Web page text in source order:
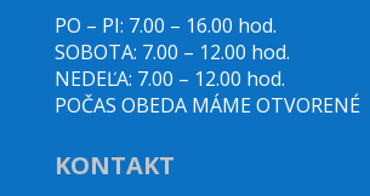
PO – PI: 7.00 – 16.00 hod.
SOBOTA: 7.00 – 12.00 hod.
NEDEĽA: 7.00 – 12.00 hod.
POČAS OBEDA MÁME OTVORENÉ
KONTAKT